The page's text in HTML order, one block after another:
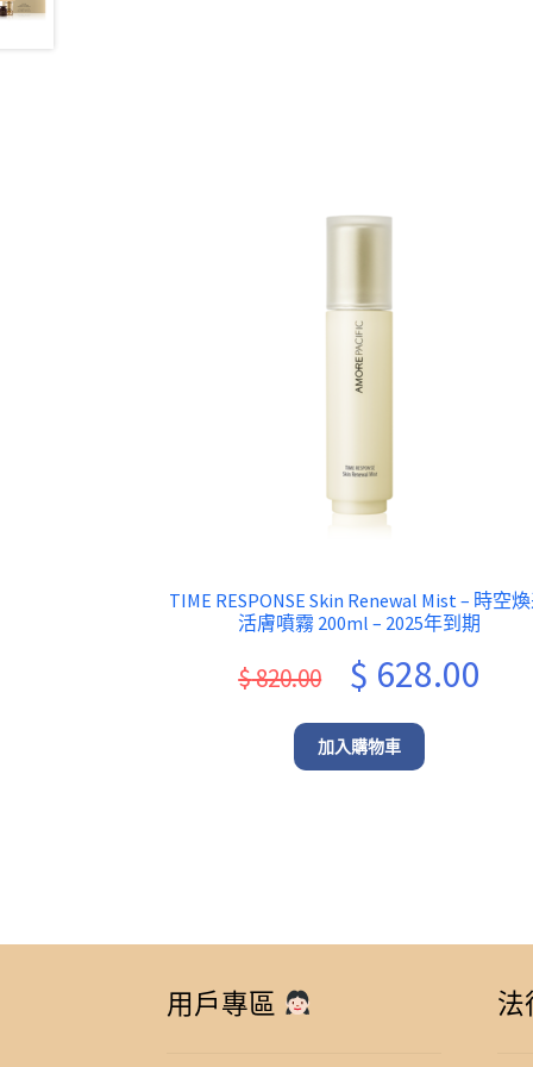
TIME RESPONSE Skin Renewal Mist – 時空
活膚噴霧 200ml – 2025年到期
$820.00
Original
price
was:
$ 820.00.
$ 628.00
加入購物車
用戶專區 法